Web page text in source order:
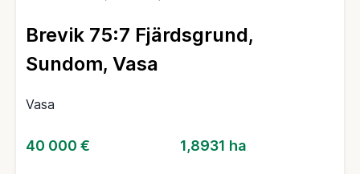
Brevik 75:7 Fjärdsgrund,
Sundom, Vasa
Vasa
40 000 € 1,8931 ha